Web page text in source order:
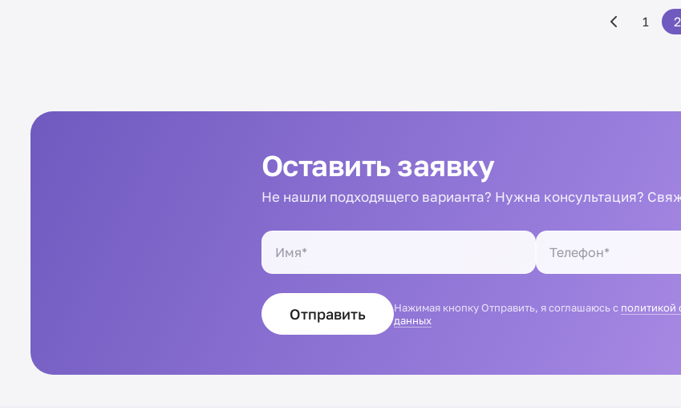
1 2
Оставить заявку
Не нашли подходящего варианта? Нужна консультация?
Отправить Нажимая кнопку Отправить, я соглашаюсь с политикой
данных